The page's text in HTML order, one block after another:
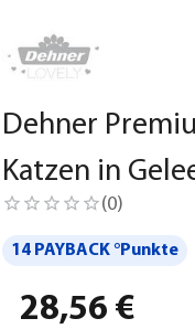
Dehner
Katzen in
(0)
14 PAYBACK °Punkte
28,56 €